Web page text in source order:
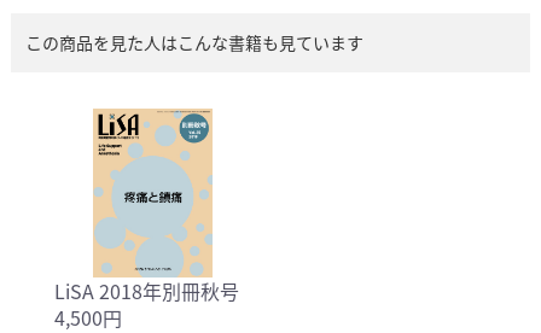
この商品を見た人はこんな書籍も見ています
LiSA 2018年別冊秋号
4,500円